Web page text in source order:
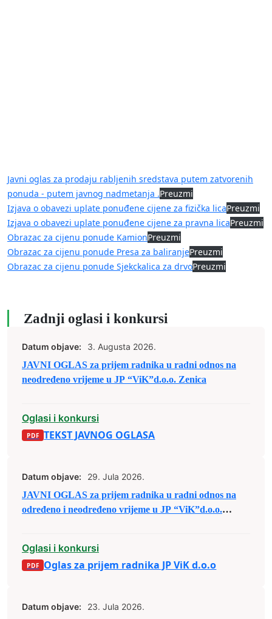
Javni oglas za prodaju rabljenih sredstava putem zatvorenih
ponuda - putem javnog nadmetanja .Preuzmi
Izjava o obavezi uplate ponuđene cijene za fizička licaPreuzmi
Izjava o obavezi uplate ponuđene cijene za pravna licaPreuzmi
Obrazac za cijenu ponude KamionPreuzmi
Obrazac za cijenu ponude Presa za baliranjePreuzmi
Obrazac za cijenu ponude Sjekckalica za drvoPreuzmi
Zadnji oglasi i konkursi
Datum objave:
3. Augusta 2026.
JAVNI OGLAS za prijem radnika u radni odnos na
neodređeno vrijeme u JP “ViK”d.o.o. Zenica
Oglasi i konkursi
TEKST JAVNOG OGLASA
Datum objave:
29. Jula 2026.
JAVNI OGLAS za prijem radnika u radni odnos na
određeno i neodređeno vrijeme u JP “ViK”d.o.o.
Oglasi i konkursi
Oglas za prijem radnika JP ViK d.o.o
Datum objave:
23. Jula 2026.